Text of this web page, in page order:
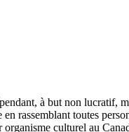
à but non lucratif,
rassemblant toutes
culturel au